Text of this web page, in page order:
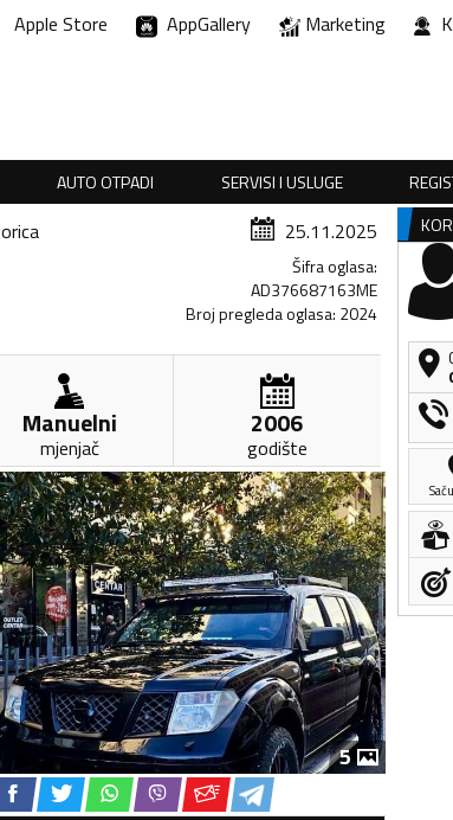
Apple Store AppGallery Marketing
AUTO OTPADI SERVISI I USLUGE
25.11.2025
Šifra oglasa:
AD376687163ME
Broj pregleda oglasa: 2024
Manuelni
mjenjač
2006
godište
5